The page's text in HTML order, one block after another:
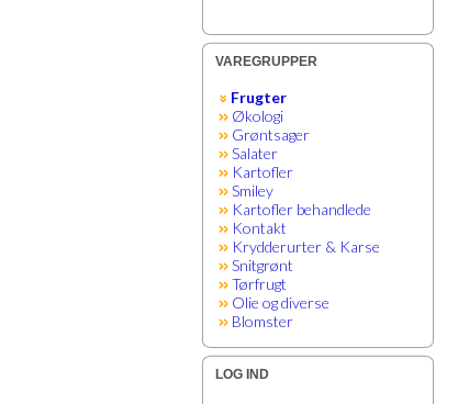
VAREGRUPPER
Frugter
Økologi
Grøntsager
Salater
Kartofler
Smiley
Kartofler behandlede
Kontakt
Krydderurter & Karse
Snitgrønt
Tørfrugt
Olie og diverse
Blomster
LOG IND